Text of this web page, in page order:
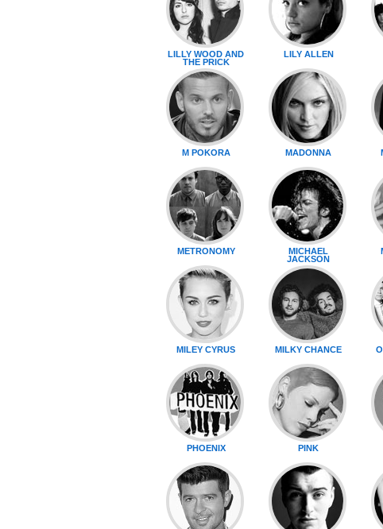
LILLY WOOD AND
THE PRICK
LILY ALLEN
M POKORA MADONNA
METRONOMY
MICHAEL
JACKSON
MILEY CYRUS MILKY CHANCE
PHOENIX PINK